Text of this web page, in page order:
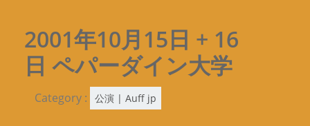
2001年10月15日 + 16
日 ペパーダイン大学
Category : 公演 | Auff jp